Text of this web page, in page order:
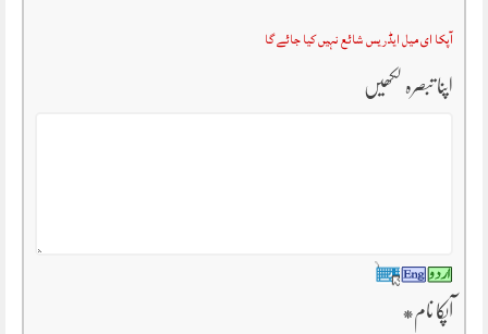
آپکا ای میل ایڈریس شائع نہیں کیا جائے گا
اپنا تبصرہ لکھیں
آپکا نام*